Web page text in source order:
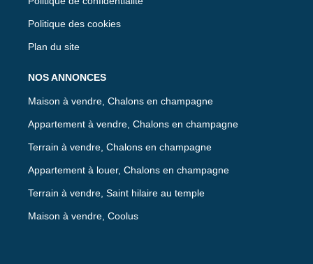
Politique des cookies
Plan du site
NOS ANNONCES
Maison à vendre, Chalons en champagne
Appartement à vendre, Chalons en champagne
Terrain à vendre, Chalons en champagne
Appartement à louer, Chalons en champagne
Terrain à vendre, Saint hilaire au temple
Maison à vendre, Coolus